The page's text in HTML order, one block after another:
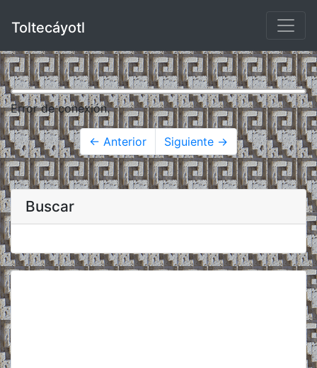
Toltecáyotl
Error de conexión.
← Anterior Siguiente →
Buscar